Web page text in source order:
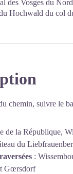
des Vosges du
Hochwald du col
chemin, suivre le
de la République,
du
:
Gœrsdorf